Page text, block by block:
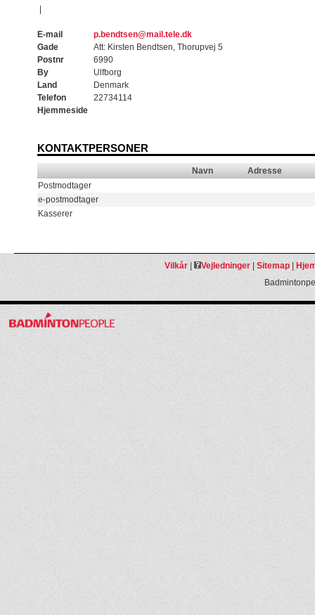
E-mail
p.bendtsen@mail.tele.dk
Gade
Att: Kirsten Bendtsen, Thorupvej 5
Postnr
6990
By
Ulfborg
Land
Denmark
Telefon
22734114
Hjemmeside
KONTAKTPERSONER
Navn
Adresse
Postmodtager
e-postmodtager
Kasserer
Vilkår| Vejledninger| Sitemap|